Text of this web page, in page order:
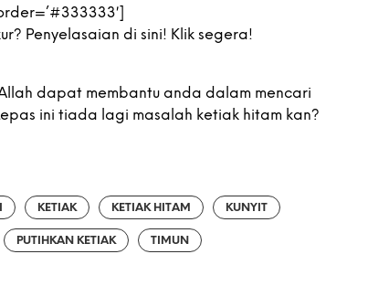
Penyelasaian di sini! Klik segera!
dapat membantu anda dalam mencari
ini tiada lagi masalah ketiak hitam kan?
KETIAK KETIAK HITAM KUNYIT
PUTIHKAN KETIAK TIMUN